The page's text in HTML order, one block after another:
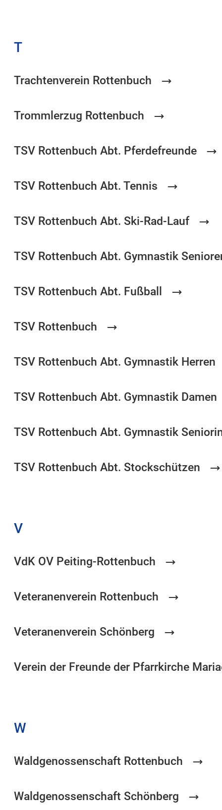
T
Trachtenverein Rottenbuch
Trommlerzug Rottenbuch
TSV Rottenbuch Abt. Pferdefreunde
TSV Rottenbuch Abt. Tennis
TSV Rottenbuch Abt. Ski-Rad-Lauf
TSV Rottenbuch Abt. Gymnastik
TSV Rottenbuch Abt. Fußball
TSV Rottenbuch
TSV Rottenbuch Abt. Gymnastik Herren
TSV Rottenbuch Abt. Gymnastik Damen
TSV Rottenbuch Abt. Gymnastik
TSV Rottenbuch Abt. Stockschützen
V
VdK OV Peiting-Rottenbuch
Veteranenverein Rottenbuch
Veteranenverein Schönberg
Verein der Freunde der Pfarrkirche
W
Waldgenossenschaft Rottenbuch
Waldgenossenschaft Schönberg